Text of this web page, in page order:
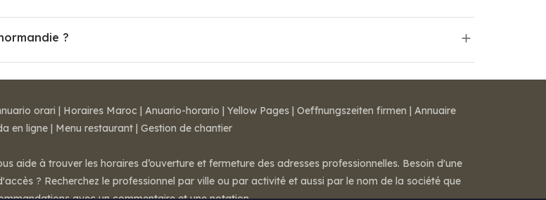
?
orari | Horaires Maroc | Anuario-horario | Yellow Pages | Oeffnungszeiten firmen | Annuaire
en ligne | Menu restaurant | Gestion de chantier
aide à trouver les horaires d’ouverture et fermeture des adresses professionnelles. Besoin d'une
? Recherchez le professionnel par ville ou par activité et aussi par le nom de la société que